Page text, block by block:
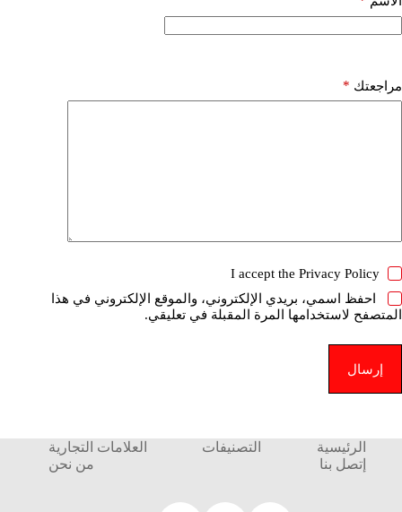
مراجعتك *
I accept the Privacy Policy
احفظ اسمي، بريدي الإلكتروني، والموقع الإلكتروني في هذا
المتصفح لاستخدامها المرة المقبلة في تعليقي.
إرسال
الرئيسية التصنيفات
العلامات التجارية
إتصل بنا
من نحن